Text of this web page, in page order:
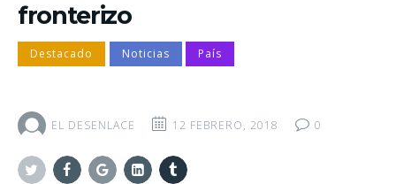
fronterizo
Destacado Noticias País
EL DESENLACE 12 FEBRERO, 2018 0